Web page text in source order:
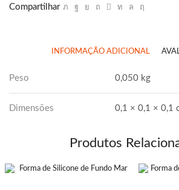
Compartilhar
INFORMAÇÃO ADICIONAL
Peso 0,050 kg
Dimensões 0,1 × 0,1 × 0,1
Produtos